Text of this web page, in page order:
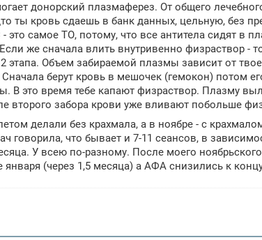
донорский плазмаферез. От общего
ты кровь сдаешь в банк данных, цельную, без
самое ТО, потому, что все антитела сидят в
же сначала влить внутривенно физраствор -
этапа. Объем забираемой плазмы зависит от
берут кровь в мешочек (гемокон) потом
В это время тебе капают физраствор. Плазму
второго забора крови уже вливают побольше
делали без крахмала, а в ноябре - с
говорила, что бывает и 7-11 сеансов, в
У всею по-разному. После моего
(через 1,5 месяца) а АФА снизились к